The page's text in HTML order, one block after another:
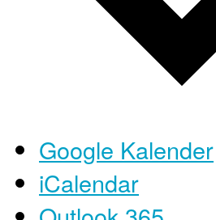
Google Kalender
iCalendar